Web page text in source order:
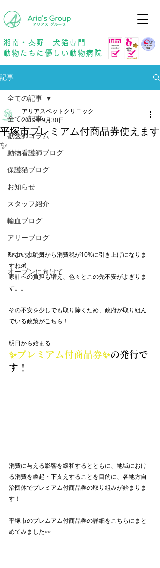
湘南・秦野 犬猫専門
動物たちに優しい動物病院
記事
全ての記事
獣医師コラム
動物看護師ブログ
保護猫ブログ
お知らせ
スタッフ紹介
輸血ブログ
アリーブログ
Branブログ
オープンに向けて
全ての記事
平塚市プレミアム付商品券使えます
✨
アリアスペットクリニック
2019年9月30日
いよいよ明日から消費税が10%に引き上げになりま
すね💰
家計への負担も増え、色々とこの先不安がよぎりま
す。。
その不安を少しでも取り除くため、政府が取り組ん
でいる政策がこちら！
明日から始まる
✨プレミアム付商品券✨の発行で
す！
消費に与える影響を緩和するとともに、地域におけ
る消費を喚起・下支えすることを目的に、各地方自
治団体でプレミアム付商品券の取り組みが始まりま
す！
平塚市のプレムアム付商品券の詳細をこちらにまと
めてみました👀